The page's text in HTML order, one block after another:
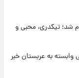
شد؛ تیکدری، محبی و
به عربستان خبر